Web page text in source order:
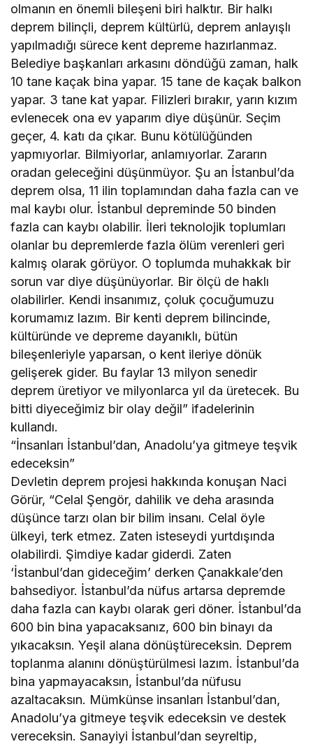
olmanın en önemli bileşeni biri halktır. Bir halkı
deprem bilinçli, deprem kültürlü, deprem anlayışlı
yapılmadığı sürece kent depreme hazırlanmaz.
Belediye başkanları arkasını döndüğü zaman, halk
10 tane kaçak bina yapar. 15 tane de kaçak balkon
yapar. 3 tane kat yapar. Filizleri bırakır, yarın kızım
evlenecek ona ev yaparım diye düşünür. Seçim
geçer, 4. katı da çıkar. Bunu kötülüğünden
yapmıyorlar. Bilmiyorlar, anlamıyorlar. Zararın
oradan geleceğini düşünmüyor. Şu an İstanbul’da
deprem olsa, 11 ilin toplamından daha fazla can ve
mal kaybı olur. İstanbul depreminde 50 binden
fazla can kaybı olabilir. İleri teknolojik toplumları
olanlar bu depremlerde fazla ölüm verenleri geri
kalmış olarak görüyor. O toplumda muhakkak bir
sorun var diye düşünüyorlar. Bir ölçü de haklı
olabilirler. Kendi insanımız, çoluk çocuğumuzu
korumamız lazım. Bir kenti deprem bilincinde,
kültüründe ve depreme dayanıklı, bütün
bileşenleriyle yaparsan, o kent ileriye dönük
gelişerek gider. Bu faylar 13 milyon senedir
deprem üretiyor ve milyonlarca yıl da üretecek. Bu
bitti diyeceğimiz bir olay değil” ifadelerinin
kullandı.
“İnsanları İstanbul’dan, Anadolu’ya gitmeye teşvik
edeceksin”
Devletin deprem projesi hakkında konuşan Naci
Görür, “Celal Şengör, dahilik ve deha arasında
düşünce tarzı olan bir bilim insanı. Celal öyle
ülkeyi, terk etmez. Zaten isteseydi yurtdışında
olabilirdi. Şimdiye kadar giderdi. Zaten
‘İstanbul’dan gideceğim’ derken Çanakkale’den
bahsediyor. İstanbul’da nüfus artarsa depremde
daha fazla can kaybı olarak geri döner. İstanbul’da
600 bin bina yapacaksanız, 600 bin binayı da
yıkacaksın. Yeşil alana dönüştüreceksin. Deprem
toplanma alanını dönüştürülmesi lazım. İstanbul’da
bina yapmayacaksın, İstanbul’da nüfusu
azaltacaksın. Mümkünse insanları İstanbul’dan,
Anadolu’ya gitmeye teşvik edeceksin ve destek
vereceksin. Sanayiyi İstanbul’dan seyreltip,